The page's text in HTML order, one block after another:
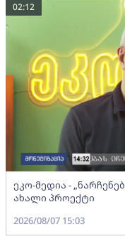
ეკო-მედია -
ახალი პროექტი
02:12
2026/08/07 15:03